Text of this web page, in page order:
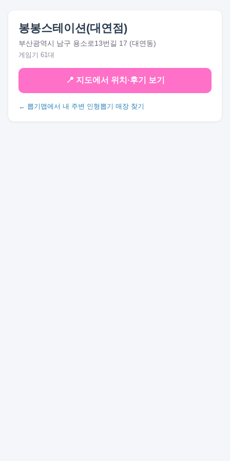
봉봉스테이션(대연점)
부산광역시 남구 용소로13번길 17 (대연동)
게임기 61대
📍 지도에서 위치·후기 보기
← 뽑기맵에서 내 주변 인형뽑기 매장 찾기